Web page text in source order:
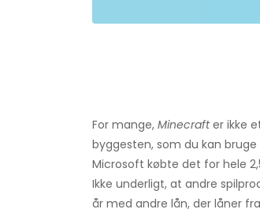
For mange, Minecrafter ikke
byggesten, som du kan
Microsoft købte det for hele
Ikke underligt, at andre
år med andre lån, der låner fra